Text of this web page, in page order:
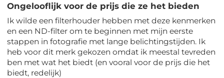
Ongelooflijk voor de prijs die ze het bieden
Ik wilde een filterhouder hebben met deze kenmerken
en een ND-filter om te beginnen met mijn eerste
stappen in fotografie met lange belichtingstijden. Ik
heb voor dit merk gekozen omdat ik meestal tevreden
ben met wat het biedt (en vooral voor de prijs die het
biedt, redelijk)